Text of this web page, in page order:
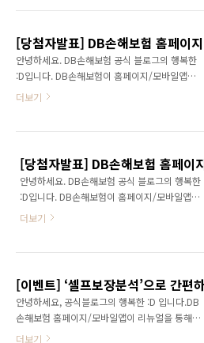
른 후 휴대폰 번호 끝 4자리를 입력해주세요. 이
*학 010-****-800..
해 이벤트 참여가 가능해요! PA분들과 상담신청
까지 마무리하면 100% 신세계 상품권을 증정하
니 이번 기회를 놓치지 마세요~ 👀 그럼 DB손해
보험과 함께 셀프 보장분석으로 보험도 분석하
안내해 드릴게요! 당첨되신 분들 모두 진심으로
010-****-7621 김*희 010-*..
안녕하세요. DB손해보험 공식 블로그의 행복한
:D입니다. DB손해보험이 홈페이지/모바일앱을
리뉴얼한 기념으로 ~6/21(일)까지 'ALL NEW
로 보험도 분석하고, 선물까지 받게 된 세 번째
행운의 당첨자를 안내해 드릴게요! 당첨되신 분
들 모두 진심으로 축하드립니다 :D 이*원 010-
****-3067 내 번호 쉽게 찾는 법! Ctrl + f 를 누
*람 010-****-6287 여*정 010-****-6678 이
더보기
안녕하세요. DB손해보험 공식 블로그의 행복한
:D입니다. DB손해보험이 홈페이지/모바일앱을
리뉴얼한 기념으로 ~6/21(일)까지 'ALL NEW
석으로 보험도 분석하고, 선물까지 받게 된 첫 번
째 행운의 당첨자를 안내해 드릴게요! 당첨되신
분들 모두 진심으로 축하드립니다 :D 내 번호 쉽
게 찾는 법! Ctrl + f 를 누른 후 휴대폰 번호 끝 4
더보기
안녕하세요, 공식블로그의 행복한 :D 입니다.DB
손해보험 홈페이지/모바일앱이 리뉴얼을 통해
새롭게 바뀐 모습으로 단장했습니다. 새로워진
더보기